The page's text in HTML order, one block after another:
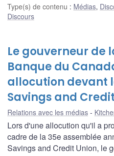
Type(s) de contenu : Médias,
Discours
Le gouverneur de
Banque du
allocution devant
Savings and
Relations avec les médias
Lors d'une allocution qu'il a
cadre de la 35e assemblée
Savings and Credit Union, le